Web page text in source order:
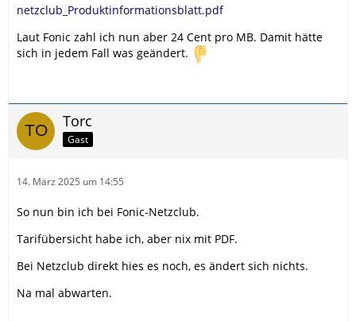
netzclub_Produktinformationsblatt.pdf
Laut Fonic zahl ich nun aber 24 Cent pro MB. Damit hätte
sich in jedem Fall was geändert.
Torc
Gast
14. März 2025 um 14:55
So nun bin ich bei Fonic-Netzclub.
Tarifübersicht habe ich, aber nix mit PDF.
Bei Netzclub direkt hies es noch, es ändert sich nichts.
Na mal abwarten.